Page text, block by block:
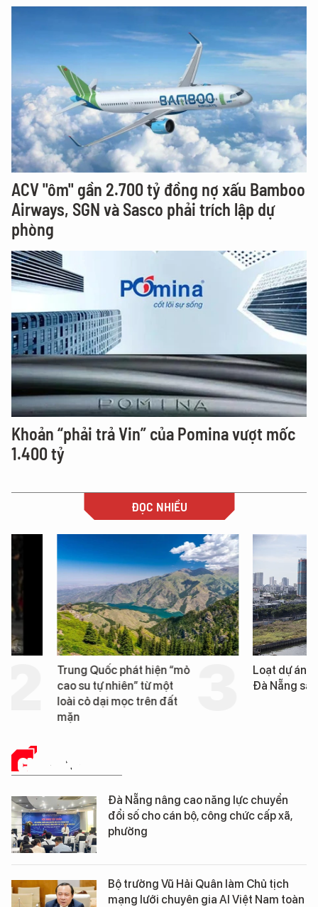
ACV "ôm" gần 2.700 tỷ đồng nợ xấu Bamboo
Airways, SGN và Sasco phải trích lập dự
phòng
Khoản “phải trả Vin” của Pomina vượt mốc
1.400 tỷ
ĐỌC NHIỀU
Trung Quốc phát hiện “mỏ
cao su tự nhiên” từ một
loài cỏ dại mọc trên đất
Loạt dự án bất động
Đà Nẵng sắp bị kiểm
CHUYỂN ĐỔI SỐ
Đà Nẵng nâng cao năng lực chuyển
đổi số cho cán bộ, công chức cấp xã,
phường
Bộ trưởng Vũ Hải Quân làm Chủ tịch
mạng lưới chuyên gia AI Việt Nam toàn